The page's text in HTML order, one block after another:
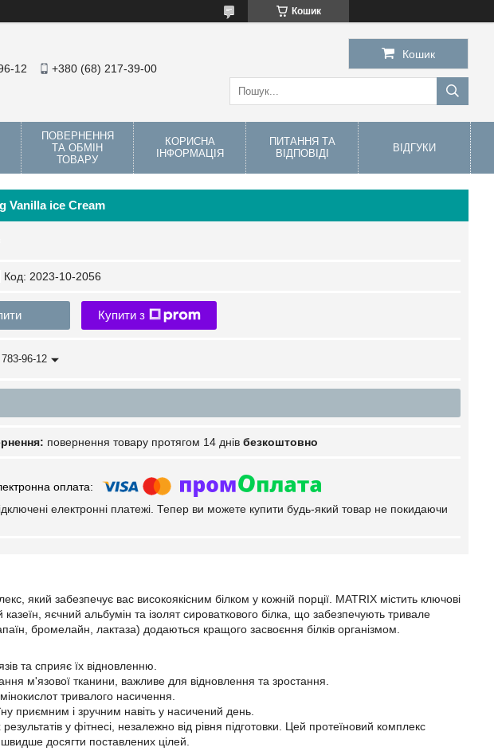
Кошик
12 +380 (68) 217-39-00
Кошик
ПОВЕРНЕННЯ
ТА ОБМІН
ТОВАРУ
КОРИСНА
ІНФОРМАЦІЯ
ПИТАННЯ ТА
ВІДПОВІДІ
ВІДГУКИ
Vanilla ice Cream
Код: 2023-10-2056
Купити з
96-12
повернення товару протягом 14 днів безкоштовно
електронні платежі. Тепер ви можете купити будь-який товар не покидаючи
який забезпечує вас високоякісним білком у кожній порції. MATRIX містить ключові
яєчний альбумін та ізолят сироваткового білка, що забезпечують тривале
бромелайн, лактаза) додаються кращого засвоєння білків організмом.
та сприяє їх відновленню.
м'язової тканини, важливе для відновлення та зростання.
тривалого насичення.
приємним і зручним навіть у насичений день.
у фітнесі, незалежно від рівня підготовки. Цей протеїновий комплекс
досягти поставлених цілей.